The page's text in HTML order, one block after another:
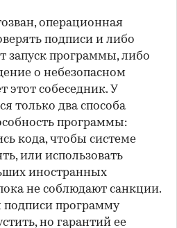
операционная
подписи и либо
запуск программы, либо
о небезопасном
этот собеседник. У
только два способа
программы:
кода, чтобы системе
или использовать
иностранных
не соблюдают санкции.
подписи программу
но гарантий ее